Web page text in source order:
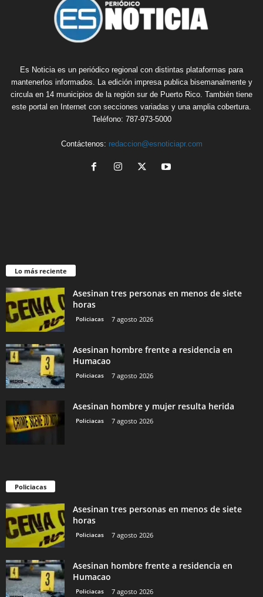
Es Noticia es un periódico regional con distintas plataformas para
mantenerlos informados. La edición impresa publica bisemanalmente y
circula en 14 municipios de la región sur de Puerto Rico. También tiene
este portal en Internet con secciones variadas y una amplia cobertura.
Teléfono: 787-973-5000
Contáctenos: redaccion@esnoticiapr.com
Lo más reciente
Asesinan tres personas en menos de siete
horas
Policiacas 7 agosto 2026
Asesinan hombre frente a residencia en
Humacao
Policiacas 7 agosto 2026
Asesinan hombre y mujer resulta herida
Policiacas 7 agosto 2026
Policiacas
Asesinan tres personas en menos de siete
horas
Policiacas 7 agosto 2026
Asesinan hombre frente a residencia en
Humacao
Policiacas 7 agosto 2026